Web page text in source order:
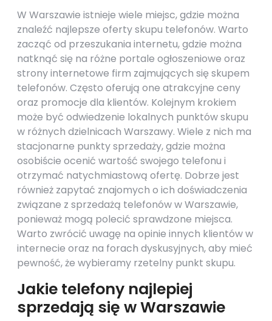
W Warszawie istnieje wiele miejsc, gdzie można
znaleźć najlepsze oferty skupu telefonów. Warto
zacząć od przeszukania internetu, gdzie można
natknąć się na różne portale ogłoszeniowe oraz
strony internetowe firm zajmujących się skupem
telefonów. Często oferują one atrakcyjne ceny
oraz promocje dla klientów. Kolejnym krokiem
może być odwiedzenie lokalnych punktów skupu
w różnych dzielnicach Warszawy. Wiele z nich ma
stacjonarne punkty sprzedaży, gdzie można
osobiście ocenić wartość swojego telefonu i
otrzymać natychmiastową ofertę. Dobrze jest
również zapytać znajomych o ich doświadczenia
związane z sprzedażą telefonów w Warszawie,
ponieważ mogą polecić sprawdzone miejsca.
Warto zwrócić uwagę na opinie innych klientów w
internecie oraz na forach dyskusyjnych, aby mieć
pewność, że wybieramy rzetelny punkt skupu.
Jakie telefony najlepiej
sprzedają się w Warszawie